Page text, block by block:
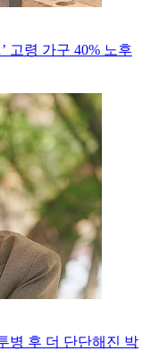
고령 가구 40% 노후
병 후 더 단단해진 박